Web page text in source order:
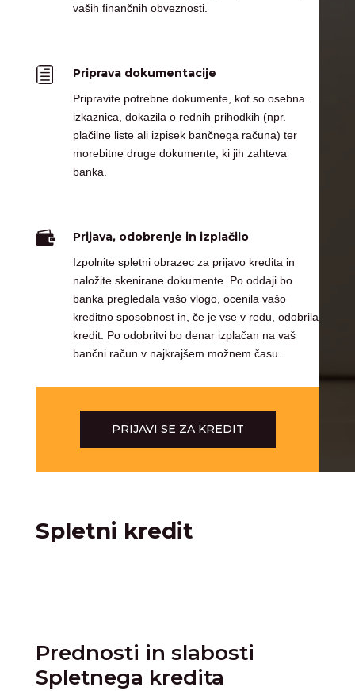
vaših finančnih obveznosti.
h Priprava dokumentacije
Pripravite potrebne dokumente, kot so osebna
izkaznica, dokazila o rednih prihodkih (npr.
plačilne liste ali izpisek bančnega računa) ter
morebitne druge dokumente, ki jih zahteva
banka.
 Prijava, odobrenje in izplačilo
Izpolnite spletni obrazec za prijavo kredita in
naložite skenirane dokumente. Po oddaji bo
banka pregledala vašo vlogo, ocenila vašo
kreditno sposobnost in, če je vse v redu, odobrila
kredit. Po odobritvi bo denar izplačan na vaš
bančni račun v najkrajšem možnem času.
PRIJAVI SE ZA KREDIT
Spletni kredit
Prednosti in slabosti
Spletnega kredita